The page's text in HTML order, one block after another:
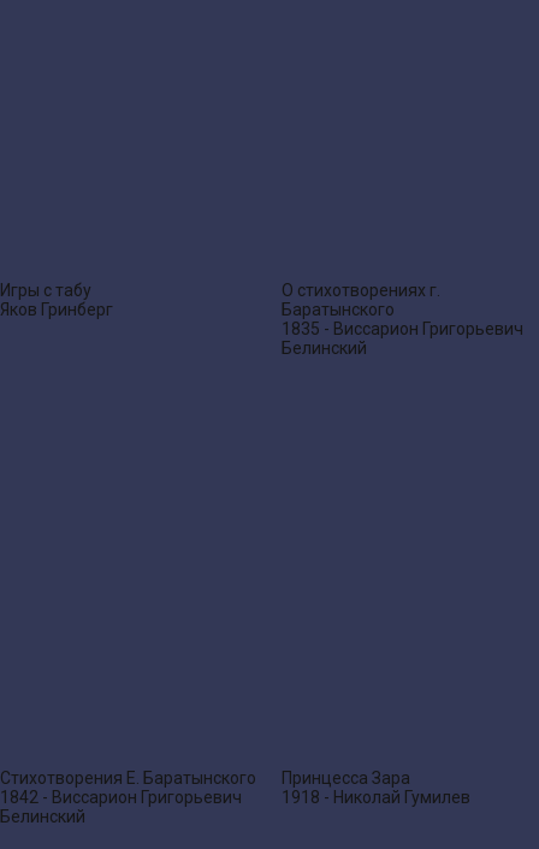
Игры с табу
Яков Гринберг
О стихотворениях г.
Баратынского
1835 - Виссарион Григорьевич
Белинский
Стихотворения Е. Баратынского
1842 - Виссарион Григорьевич
Белинский
Принцесса Зара
1918 - Николай Гумилев